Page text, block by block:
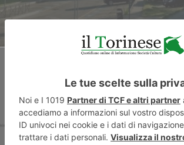
ARTICOLO SUCCESSIVO